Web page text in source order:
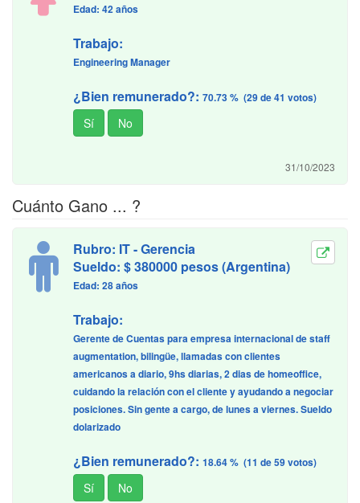
Edad: 42 años
Trabajo:
Engineering Manager
¿Bien remunerado?: 70.73 % (29 de 41 votos)
31/10/2023
Cuánto Gano ... ?
Rubro: IT - Gerencia
Sueldo: $ 380000 pesos (Argentina)
Edad: 28 años
Trabajo:
Gerente de Cuentas para empresa internacional de staff
augmentation, bilingüe, llamadas con clientes
americanos a diario, 9hs diarias, 2 dias de homeoffice,
cuidando la relación con el cliente y ayudando a negociar
posiciones. Sin gente a cargo, de lunes a viernes. Sueldo
dolarizado
¿Bien remunerado?: 18.64 % (11 de 59 votos)